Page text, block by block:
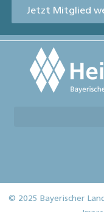
Jetzt Mitglied
© 2025 Bayerischer